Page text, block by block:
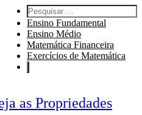
Abre o menu principal do site.
Pesquisar por:
Ensino Fundamental
Ensino Médio
Matemática Financeira
Exercícios de Matemática
as Propriedades